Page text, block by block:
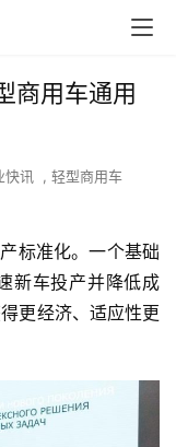
商用车通用
快讯 , 轻型商用车
标准化。一个基础
新车投产并降低成
更经济、适应性更